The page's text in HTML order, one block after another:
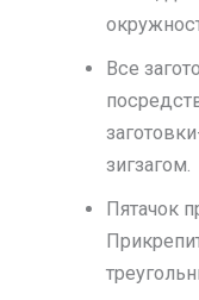
Все
зигзагом.
Пятачок